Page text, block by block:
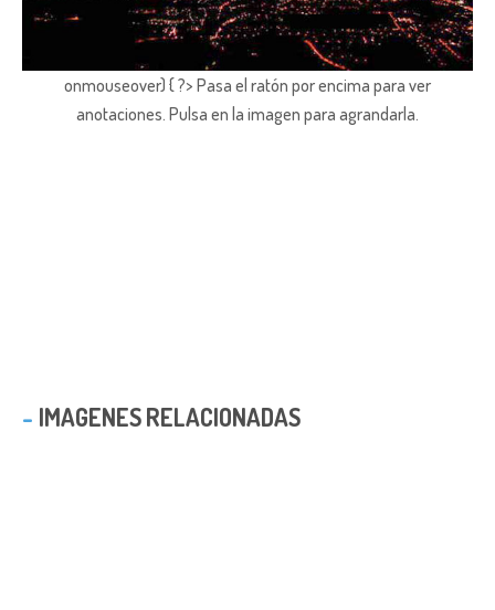
onmouseover) { ?> Pasa el ratón por encima para ver
anotaciones. Pulsa en la imagen para agrandarla.
IMAGENES RELACIONADAS